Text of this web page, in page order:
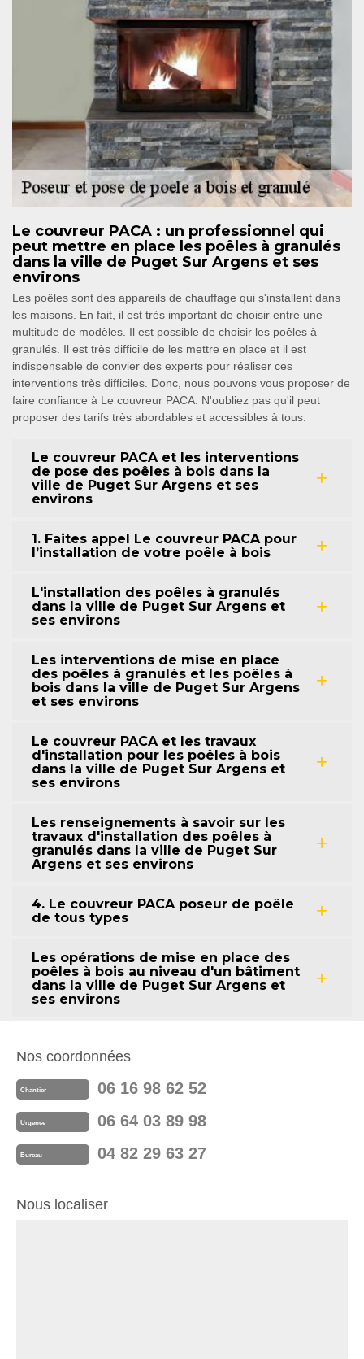
Le couvreur PACA : un professionnel qui
peut mettre en place les poêles à granulés
dans la ville de Puget Sur Argens et ses
environs
Les poêles sont des appareils de chauffage qui s'installent dans
les maisons. En fait, il est très important de choisir entre une
multitude de modèles. Il est possible de choisir les poêles à
granulés. Il est très difficile de les mettre en place et il est
indispensable de convier des experts pour réaliser ces
interventions très difficiles. Donc, nous pouvons vous proposer de
faire confiance à Le couvreur PACA. N'oubliez pas qu'il peut
proposer des tarifs très abordables et accessibles à tous.
Le couvreur PACA et les interventions
de pose des poêles à bois dans la
ville de Puget Sur Argens et ses
environs
1. Faites appel Le couvreur PACA pour
l’installation de votre poêle à bois
L'installation des poêles à granulés
dans la ville de Puget Sur Argens et
ses environs
Les interventions de mise en place
des poêles à granulés et les poêles à
bois dans la ville de Puget Sur Argens
et ses environs
Le couvreur PACA et les travaux
d'installation pour les poêles à bois
dans la ville de Puget Sur Argens et
ses environs
Les renseignements à savoir sur les
travaux d'installation des poêles à
granulés dans la ville de Puget Sur
Argens et ses environs
4. Le couvreur PACA poseur de poêle
de tous types
Les opérations de mise en place des
poêles à bois au niveau d'un bâtiment
dans la ville de Puget Sur Argens et
ses environs
Nos coordonnées
Chantier 06 16 98 62 52
Urgence 06 64 03 89 98
Bureau 04 82 29 63 27
Nous localiser